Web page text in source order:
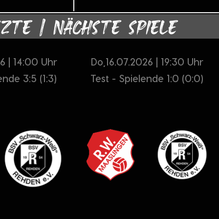
| NÄCHSTE SPIELE
| 14:00 Uhr
3:5 (1:3)
Do,16.07.2026 | 19:30 Uhr
Test - Spielende 1:0 (0:0)